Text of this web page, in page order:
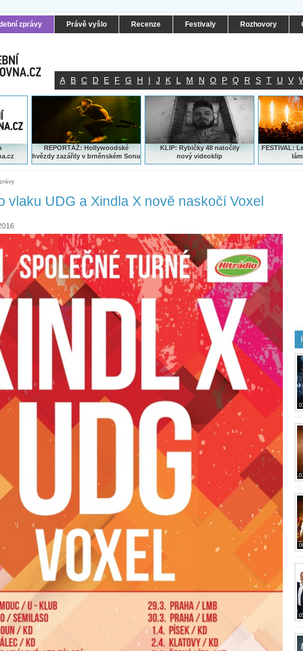
zprávy Právě vyšlo Recenze Festivaly Rozhovory
A B C D E F G H I J K L M N O P Q R S T U V
REPORTÁŽ: Hollywoodské
hvězdy zazářily v brněnském Sonu
KLIP: Rybičky 48 natočily
nový videoklip
FESTIVAL:
vlaku UDG a Xindla X nově naskočí Voxel